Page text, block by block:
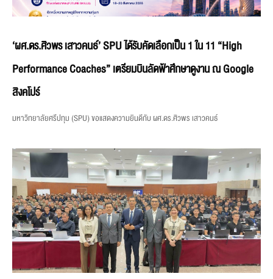
‘ผศ.ดร.ศิวพร เสาวคนธ์’ SPU ได้รับคัดเลือกเป็น 1 ใน 11 “High
Performance Coaches” เตรียมบินลัดฟ้าศึกษาดูงาน ณ Google
สิงคโปร์
มหาวิทยาลัยศรีปทุม (SPU) ขอแสดงความยินดีกับ ผศ.ดร.ศิวพร เสาวคนธ์